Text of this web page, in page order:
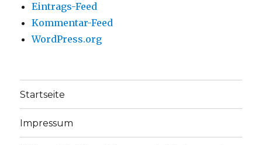
Eintrags-Feed
Kommentar-Feed
WordPress.org
Startseite
Impressum